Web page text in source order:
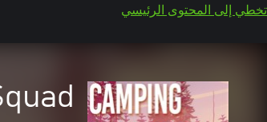
تخطي إلى المحتوى الرئيسي